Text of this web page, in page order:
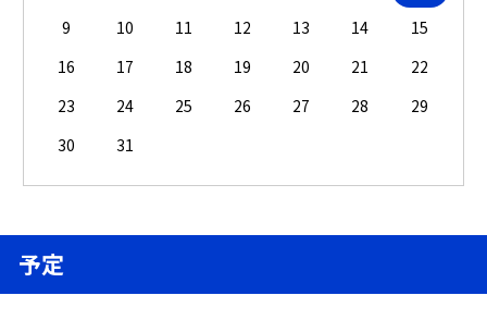
9
10 11 12 13 14
15
16
17 18 19 20 21
22
23
24 25 26 27 28
29
30
31
予定